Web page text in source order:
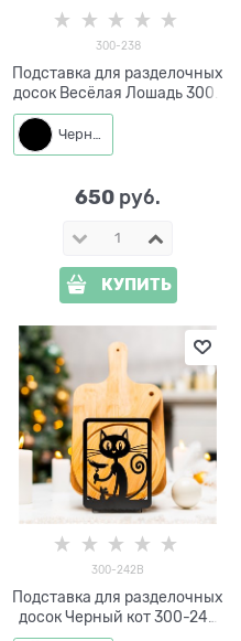
300-238
Подставка для разделочных
досок Весёлая Лошадь 300-
238 металл
Черный
650 руб.
КУПИТЬ
300-242B
Подставка для разделочных
досок Черный кот 300-242
металл